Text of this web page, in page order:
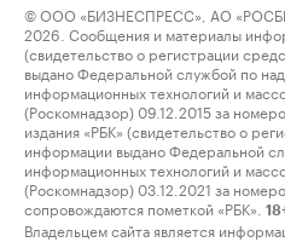
© ООО «БИЗНЕСПРЕСС», АО
2026. Сообщения и материалы
(свидетельство о регистрации
выдано Федеральной службой по
информационных технологий и
(Роскомнадзор) 09.12.2015 за
издания «РБК» (свидетельство о
информации выдано Федеральной
информационных технологий и
(Роскомнадзор) 03.12.2021 за
сопровождаются пометкой «РБК».
Владельцем сайта является